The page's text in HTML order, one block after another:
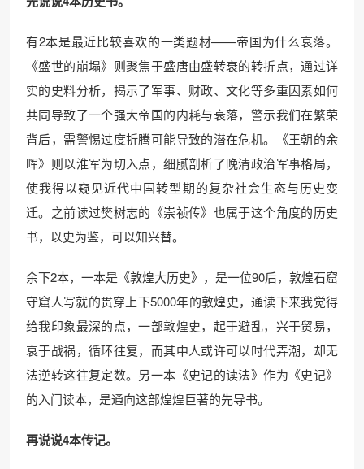
有2本是最近比较喜欢的一类题材——帝国为什么衰落。
《盛世的崩塌》则聚焦于盛唐由盛转衰的转折点，通过详
实的史料分析，揭示了军事、财政、文化等多重因素如何
共同导致了一个强大帝国的内耗与衰落，警示我们在繁荣
背后，需警惕过度折腾可能导致的潜在危机。《王朝的余
晖》则以淮军为切入点，细腻剖析了晚清政治军事格局，
使我得以窥见近代中国转型期的复杂社会生态与历史变
迁。之前读过樊树志的《崇祯传》也属于这个角度的历史
书，以史为鉴，可以知兴替。
余下2本，一本是《敦煌大历史》，是一位90后，敦煌石窟
守窟人写就的贯穿上下5000年的敦煌史，通读下来我觉得
给我印象最深的点，一部敦煌史，起于避乱，兴于贸易，
衰于战祸，循环往复，而其中人或许可以时代弄潮，却无
法逆转这往复定数。另一本《史记的读法》作为《史记》
的入门读本，是通向这部煌煌巨著的先导书。
再说说4本传记。